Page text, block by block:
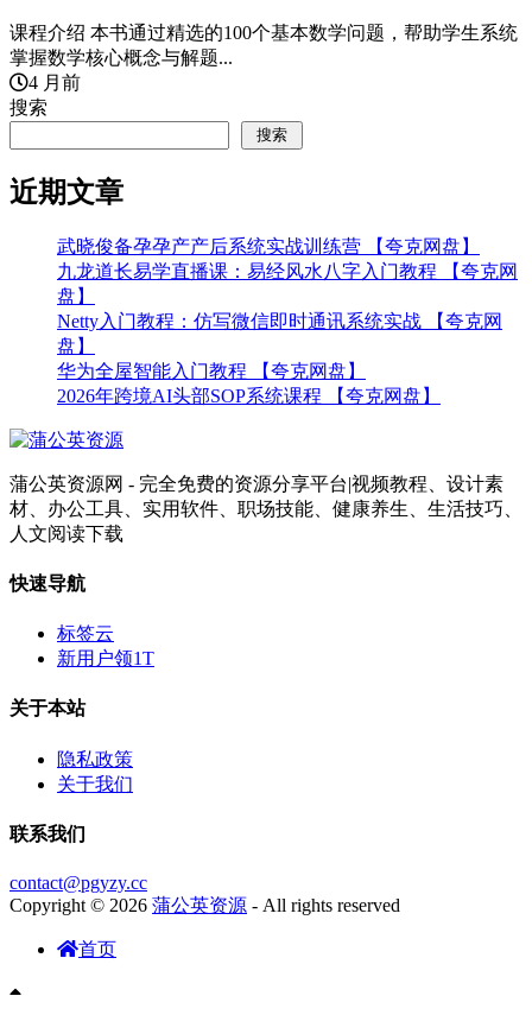
课程介绍 本书通过精选的100个基本数学问题，帮助学生系统
掌握数学核心概念与解题...
4 月前
搜索
搜索
近期文章
武晓俊备孕孕产产后系统实战训练营 【夸克网盘】
九龙道长易学直播课：易经风水八字入门教程 【夸克网
盘】
Netty入门教程：仿写微信即时通讯系统实战 【夸克网
盘】
华为全屋智能入门教程 【夸克网盘】
2026年跨境AI头部SOP系统课程 【夸克网盘】
蒲公英资源网 - 完全免费的资源分享平台|视频教程、设计素
材、办公工具、实用软件、职场技能、健康养生、生活技巧、
人文阅读下载
快速导航
标签云
新用户领1T
关于本站
隐私政策
关于我们
联系我们
contact@pgyzy.cc
Copyright © 2026 蒲公英资源 - All rights reserved
首页